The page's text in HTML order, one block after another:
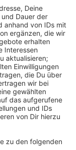
wie vor die
33
von Tür
ausweisen